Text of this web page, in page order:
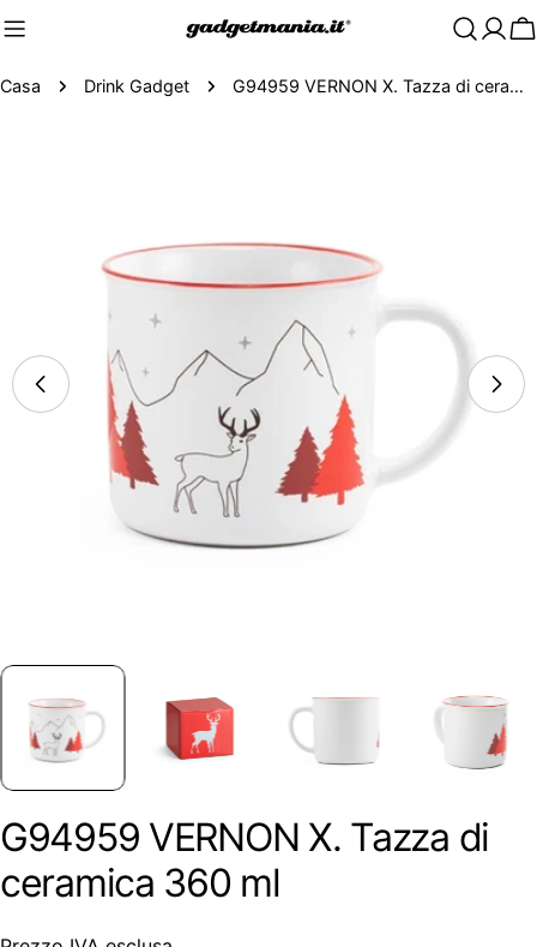
Casa Drink Gadget G94959 VERNON X. Tazza di ceramica 360 ml
G94959 VERNON X. Tazza di
ceramica 360 ml